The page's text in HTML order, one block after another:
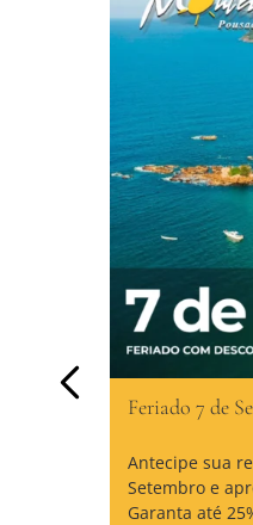
Feriado 7 de
Antecipe sua
Setembro e
Garanta até